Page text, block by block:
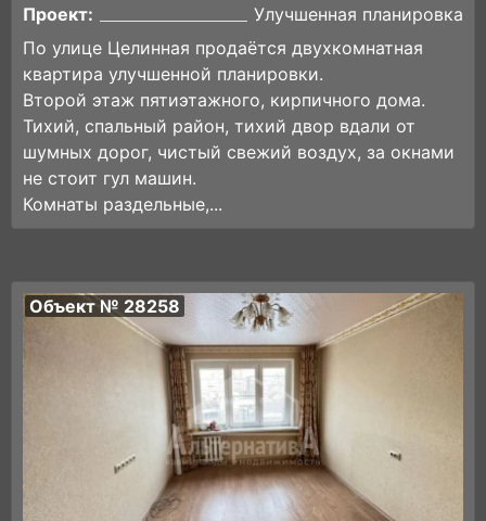
Проект:
Улучшенная планировка
По улице Целинная продаётся двухкомнатная
квартира улучшенной планировки.
Второй этаж пятиэтажного, кирпичного дома.
Тихий, спальный район, тихий двор вдали от
шумных дорог, чистый свежий воздух, за окнами
не стоит гул машин.
Комнаты раздельные,...
Объект № 28258